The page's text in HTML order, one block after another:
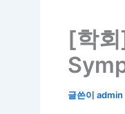
[학
글쓴이 admin